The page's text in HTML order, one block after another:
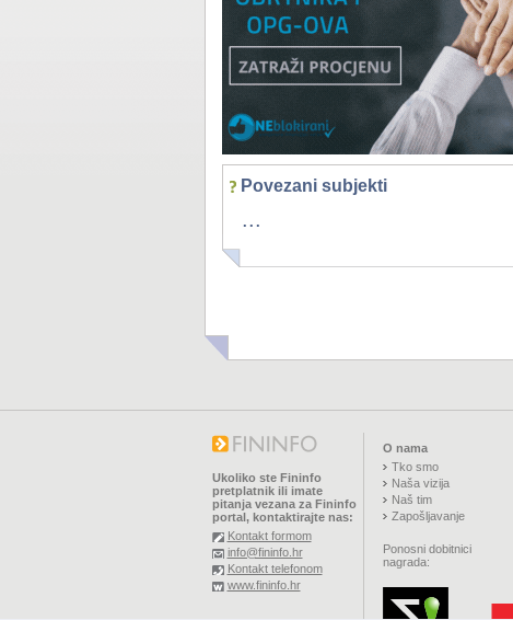
Povezani subjekti
...
Ukoliko ste Fininfo
pretplatnik ili imate
pitanja vezana za Fininfo
portal, kontaktirajte nas:
Kontakt formom
info@fininfo.hr
Kontakt telefonom
www.fininfo.hr
O nama
Tko smo
Naša vizija
Naš tim
Zapošljavanje
Ponosni dobitnici
nagrada: